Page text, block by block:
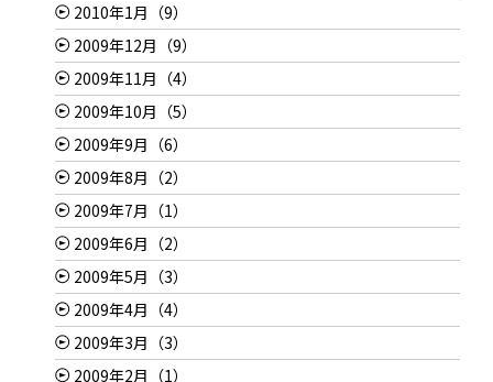
2010年1月（9）
2009年12月（9）
2009年11月（4）
2009年10月（5）
2009年9月（6）
2009年8月（2）
2009年7月（1）
2009年6月（2）
2009年5月（3）
2009年4月（4）
2009年3月（3）
2009年2月（1）